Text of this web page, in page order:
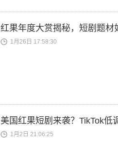
红果年度大赏揭秘，短剧题材
1月26日 17:58:30
美国红果短剧来袭？TikTok低
1月2日 21:06:25